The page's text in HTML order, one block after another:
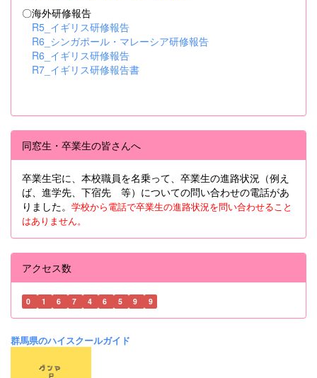
〇海外研修報告
R5_イギリス研修報告
R6_シンガポール・マレーシア研修報告
R6_イギリス研修報告
R7_イギリス研修報告書
同窓生・卒業生の皆さんへ
卒業生宅に、本校職員を名乗って、卒業生の進路状況（例え
ば、進学先、下宿先 等）についての問い合わせの電話があ
りました。 学校から電話で卒業生の進路状況を問い合わせること
はありません。
アクセス数
0 1 6 7 4 6 5 9 9
群馬県のハイスクールガイド